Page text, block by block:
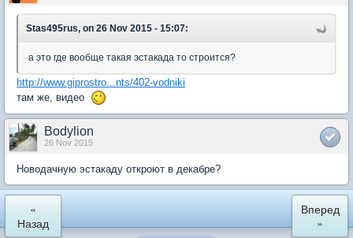
Stas495rus, on 26 Nov 2015 - 15:07:
а это где вообще такая эстакада то строится?
http://www.giprostro...nts/402-vodniki
там же, видео
Bodylion
26 Nov 2015
Новодачную эстакаду откроют в декабре?
«
Назад
Вперед
»